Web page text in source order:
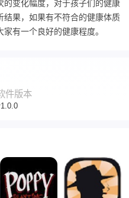
的变化幅度，对于孩子们的健康
果，如果有不符合的健康体质
有一个良好的健康程度。
件版本